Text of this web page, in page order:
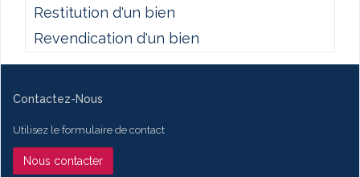
Restitution d'un bien
Revendication d'un bien
Contactez-Nous
Utilisez le formulaire de contact
Nous contacter